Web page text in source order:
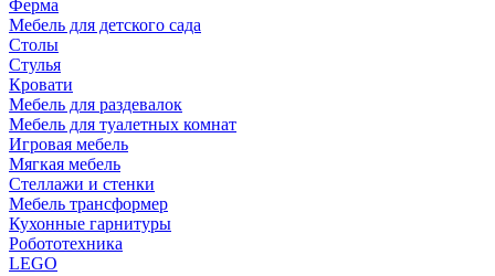
Ферма
Мебель для детского сада
Столы
Cтулья
Кровати
Мебель для раздевалок
Мебель для туалетных комнат
Игровая мебель
Мягкая мебель
Стеллажи и стенки
Мебель трансформер
Кухонные гарнитуры
Робототехника
LEGO